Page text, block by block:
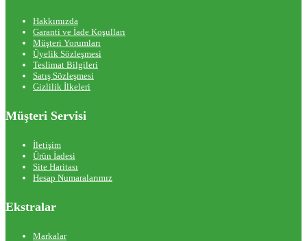
Hakkımızda
Garanti ve İade Koşulları
Müşteri Yorumları
Üyelik Sözleşmesi
Teslimat Bilgileri
Satış Sözleşmesi
Gizlilik İlkeleri
Müşteri Servisi
İletişim
Ürün İadesi
Site Haritası
Hesap Numaralarımız
Ekstralar
Markalar